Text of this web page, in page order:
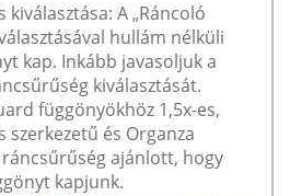
A „Ráncoló
hullám nélküli
kap. Inkább javasoljuk a
kiválasztását.
függönyökhöz 1,5x-es,
szerkezetű és Organza
ajánlott, hogy
kapjunk.